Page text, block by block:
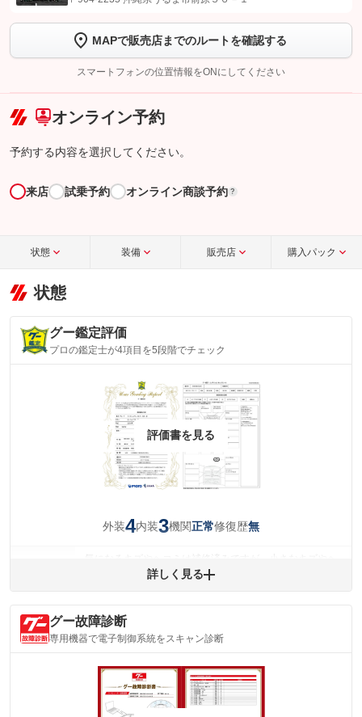
トーク画面で
ボタンをタップして問い合わせを
完了してください。
こちら
MAPで販売店までのルートを確認する
スマートフォンの位置情報をONにしてください
オンライン予約
予約する内容を選択してください。
来店 試乗予約 オンライン商談予約 ?
状態 装備 販売店 購入パック
状態
グー鑑定評価
プロの鑑定士が4項目を5段階でチェック
評価書を見る
外装4内装3機関正常修復歴無
コミが残っています。
内装
(内装状態)
気になる汚れ等があります。
詳細は鑑定書をご確認ください。
詳しく見る
グー故障診断
専用機器で電子制御系統をスキャン診断